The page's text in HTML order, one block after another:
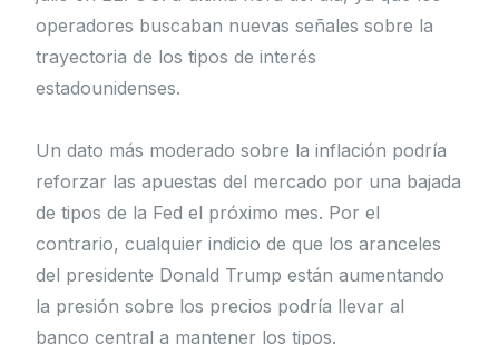
operadores buscaban nuevas señales sobre la
trayectoria de los tipos de interés
estadounidenses.
Un dato más moderado sobre la inflación podría
reforzar las apuestas del mercado por una bajada
de tipos de la Fed el próximo mes. Por el
contrario, cualquier indicio de que los aranceles
del presidente Donald Trump están aumentando
la presión sobre los precios podría llevar al
banco central a mantener los tipos.